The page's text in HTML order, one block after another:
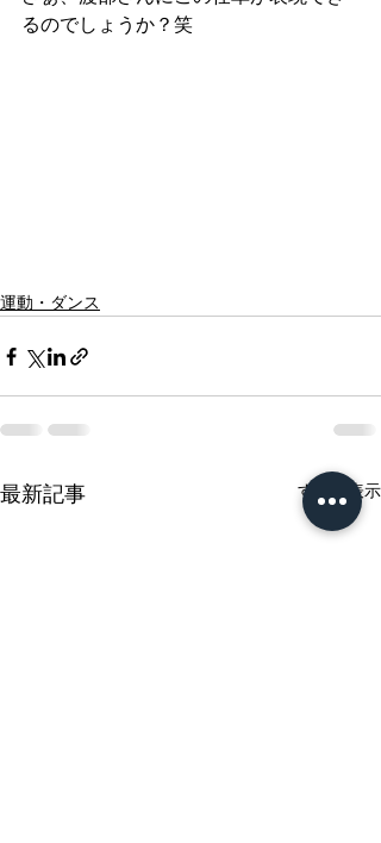
るのでしょうか？笑
運動・ダンス
最新記事 すべて表示